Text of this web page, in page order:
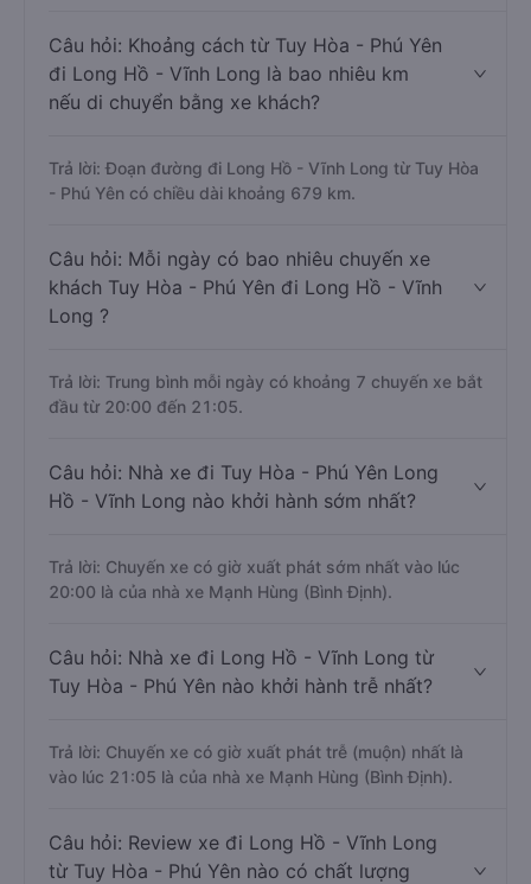
Câu hỏi: Khoảng cách từ Tuy Hòa - Phú Yên
đi Long Hồ - Vĩnh Long là bao nhiêu km
nếu di chuyển bằng xe khách?
Trả lời: Đoạn đường đi Long Hồ - Vĩnh Long từ Tuy Hòa
- Phú Yên có chiều dài khoảng 679 km.
Câu hỏi: Mỗi ngày có bao nhiêu chuyến xe
khách Tuy Hòa - Phú Yên đi Long Hồ - Vĩnh
Long ?
Trả lời: Trung bình mỗi ngày có khoảng 7 chuyến xe bắt
đầu từ 20:00 đến 21:05.
Câu hỏi: Nhà xe đi Tuy Hòa - Phú Yên Long
Hồ - Vĩnh Long nào khởi hành sớm nhất?
Trả lời: Chuyến xe có giờ xuất phát sớm nhất vào lúc
20:00 là của nhà xe Mạnh Hùng (Bình Định).
Câu hỏi: Nhà xe đi Long Hồ - Vĩnh Long từ
Tuy Hòa - Phú Yên nào khởi hành trễ nhất?
Trả lời: Chuyến xe có giờ xuất phát trễ (muộn) nhất là
vào lúc 21:05 là của nhà xe Mạnh Hùng (Bình Định).
Câu hỏi: Review xe đi Long Hồ - Vĩnh Long
từ Tuy Hòa - Phú Yên nào có chất lượng